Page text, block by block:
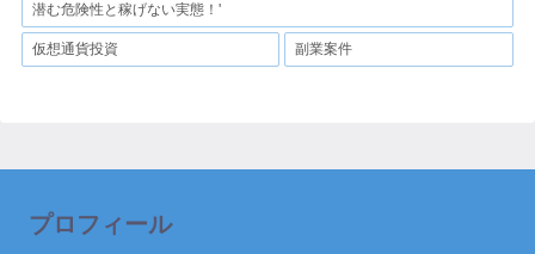
潜む危険性と稼げない実態！'
仮想通貨投資 副業案件
プロフィール